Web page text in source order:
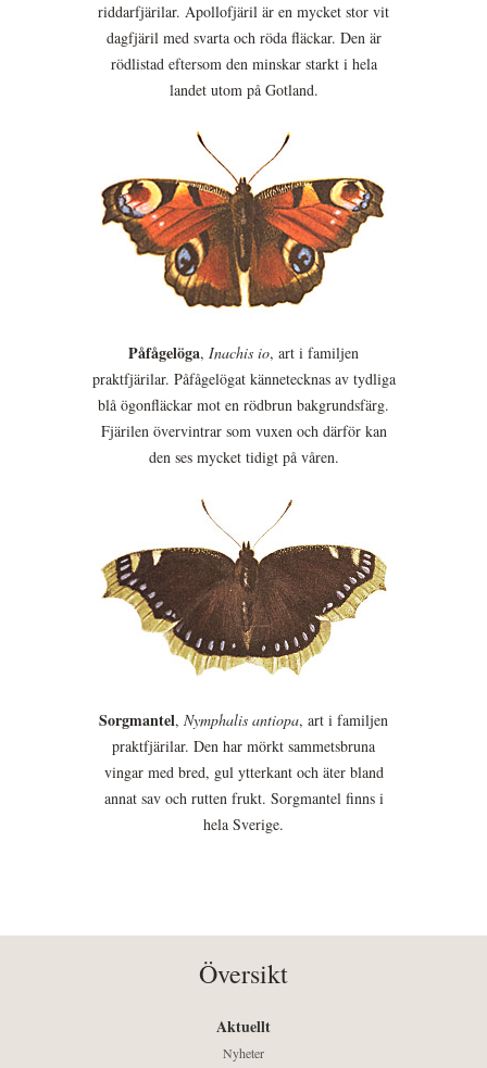
riddarfjärilar. Apollofjäril är en mycket stor vit
dagfjäril med svarta och röda fläckar. Den är
rödlistad eftersom den minskar starkt i hela
landet utom på Gotland.
Påfågelöga, Inachis io, art i familjen
praktfjärilar. Påfågelögat kännetecknas av tydliga
blå ögonfläckar mot en rödbrun bakgrundsfärg.
Fjärilen övervintrar som vuxen och därför kan
den ses mycket tidigt på våren.
Sorgmantel, Nymphalis antiopa, art i familjen
praktfjärilar. Den har mörkt sammetsbruna
vingar med bred, gul ytterkant och äter bland
annat sav och rutten frukt. Sorgmantel finns i
hela Sverige.
Översikt
Aktuellt
Nyheter